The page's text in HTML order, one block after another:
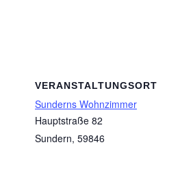
VERANSTALTUNGSORT
Sunderns Wohnzimmer
Hauptstraße 82
Sundern, 59846